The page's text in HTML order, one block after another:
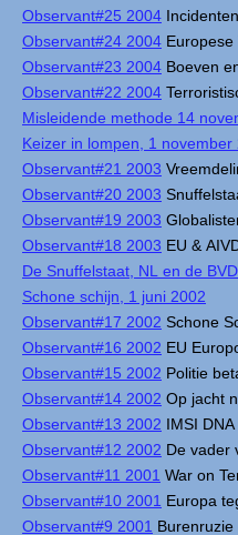
Observant#25 2004
Observant#24 2004 Europese
Observant#23 2004 Boeven
Observant#22 2004
Misleidende methode 14
Keizer in lompen, 1 november
Observant#21 2003
Observant#20 2003
Observant#19 2003
Observant#18 2003 EU &
De Snuffelstaat, NL en de
Schone schijn, 1 juni 2002
Observant#17 2002 Schone
Observant#16 2002 EU
Observant#15 2002 Politie
Observant#14 2002 Op jacht
Observant#13 2002 IMSI
Observant#12 2002 De vader
Observant#11 2001 War on
Observant#10 2001 Europa
Observant#9 2001